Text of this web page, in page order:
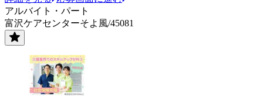
アルバイト・パート
富沢ケアセンターそよ風/45081